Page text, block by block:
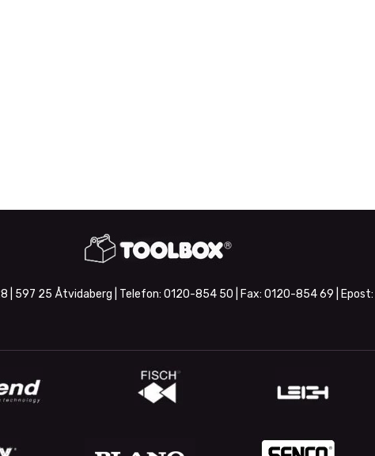
| 597 25 Åtvidaberg | Telefon: 0120-854 50 | Fax: 0120-854 69 | Epost: